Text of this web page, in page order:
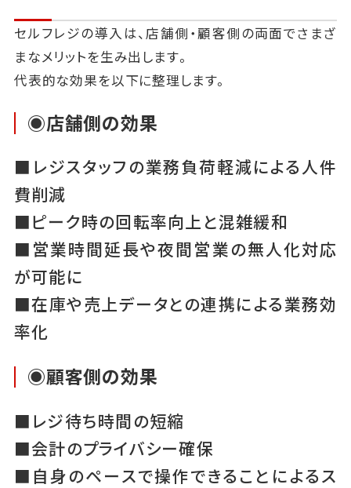
セルフレジの導入は、店舗側・顧客側の両面でさまざ
まなメリットを生み出します。
代表的な効果を以下に整理します。
◉店舗側の効果
■レジスタッフの業務負荷軽減による人件
費削減
■ピーク時の回転率向上と混雑緩和
■営業時間延長や夜間営業の無人化対応
が可能に
■在庫や売上データとの連携による業務効
率化
◉顧客側の効果
■レジ待ち時間の短縮
■会計のプライバシー確保
■自身のペースで操作できることによるス